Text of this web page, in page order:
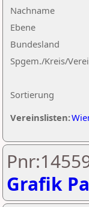
Nachname
Ebene
Sortierung
Bundesland
Spgem./Kreis/
Vereinslisten:
Grafik